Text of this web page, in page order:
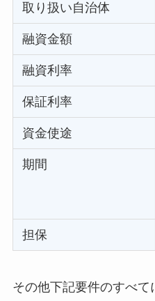
取り扱い自治体
融資金額
融資利率
保証利率
資金使途
期間
担保
その他下記要件のすべ